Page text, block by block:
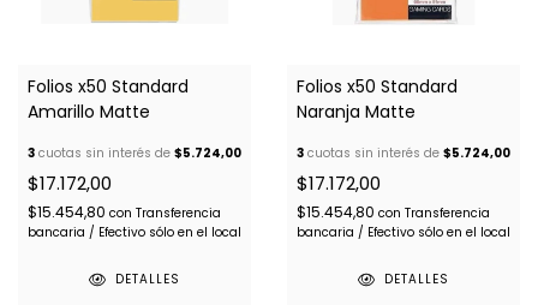
Folios x50 Standard
Amarillo Matte
3 cuotas sin interés de $5.724,00
$17.172,00
$15.454,80 con Transferencia
bancaria / Efectivo sólo en el local
DETALLES
Folios x50 Standard
Naranja Matte
3 cuotas sin interés de $5.724,00
$17.172,00
$15.454,80 con Transferencia
bancaria / Efectivo sólo en el local
DETALLES